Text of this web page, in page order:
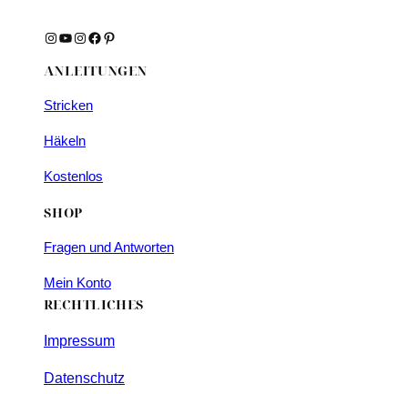
Instagram YouTube Instagram Facebook Pinterest
ANLEITUNGEN
Stricken
Häkeln
Kostenlos
SHOP
Fragen und Antworten
Mein Konto
RECHTLICHES
Impressum
Datenschutz